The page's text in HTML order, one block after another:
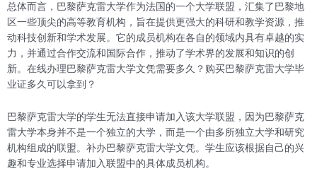
总体而言，巴黎萨克雷大学作为法国的一个大学联盟，汇集了巴黎地
区一些顶尖的高等教育机构，旨在提供更强大的科研和教学资源，推
动科技创新和学术发展。它的成员机构在各自的领域内具有卓越的实
力，并通过合作交流和国际合作，推动了学术界的发展和知识的创
新。在线办理巴黎萨克雷大学文凭需要多久？购买巴黎萨克雷大学毕
业证多久可以拿到？
巴黎萨克雷大学的学生无法直接申请加入该大学联盟，因为巴黎萨克
雷大学本身并不是一个独立的大学，而是一个由多所独立大学和研究
机构组成的联盟。补办巴黎萨克雷大学文凭。学生应该根据自己的兴
趣和专业选择申请加入联盟中的具体成员机构。